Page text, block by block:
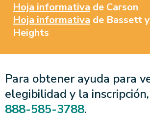
Hoja informativa de Carson
Hoja informativa de Bassett
Heights
Para obtener ayuda para
elegibilidad y la
888-585-3788.